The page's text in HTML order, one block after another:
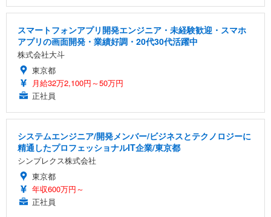
スマートフォンアプリ開発エンジニア・未経験歓迎・スマホ
アプリの画面開発・業績好調・20代30代活躍中
株式会社大斗
東京都
月給32万2,100円～50万円
正社員
システムエンジニア/開発メンバー/ビジネスとテクノロジーに
精通したプロフェッショナルIT企業/東京都
シンプレクス株式会社
東京都
年収600万円～
正社員